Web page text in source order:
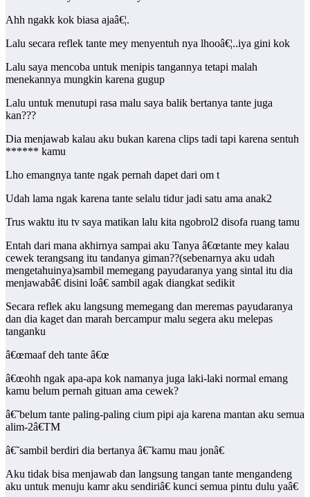
Ahh ngakk kok biasa ajaâ€¦.
Lalu secara reflek tante mey menyentuh nya lhooâ€¦..iya gini kok
Lalu saya mencoba untuk menipis tangannya tetapi malah
menekannya mungkin karena gugup
Lalu untuk menutupi rasa malu saya balik bertanya tante juga
kan???
Dia menjawab kalau aku bukan karena clips tadi tapi karena sentuh
****** kamu
Lho emangnya tante ngak pernah dapet dari om t
Udah lama ngak karena tante selalu tidur jadi satu ama anak2
Trus waktu itu tv saya matikan lalu kita ngobrol2 disofa ruang tamu
Entah dari mana akhirnya sampai aku Tanya â€œtante mey kalau
cewek terangsang itu tandanya giman??(sebenarnya aku udah
mengetahuinya)sambil memegang payudaranya yang sintal itu dia
menjawabâ€ disini loâ€ sambil agak diangkat sedikit
Secara reflek aku langsung memegang dan meremas payudaranya
dan dia kaget dan marah bercampur malu segera aku melepas
tanganku
â€œmaaf deh tante â€œ
â€œohh ngak apa-apa kok namanya juga laki-laki normal emang
kamu belum pernah gituan ama cewek?
â€˜belum tante paling-paling cium pipi aja karena mantan aku semua
alim-2â€TM
â€˜sambil berdiri dia bertanya â€˜kamu mau jonâ€
Aku tidak bisa menjawab dan langsung tangan tante mengandeng
aku untuk menuju kamr aku sendiriâ€ kunci semua pintu dulu yaâ€